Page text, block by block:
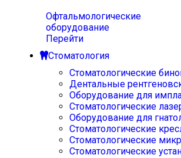
Офтальмологические
оборудование
Перейти
Стоматология
Стоматологические
Дентальные
Оборудование для
Стоматологические
Оборудование для
Стоматологические
Стоматологические
Стоматологические